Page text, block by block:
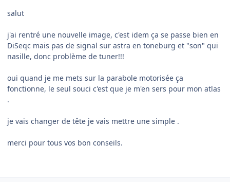
salut
j'ai rentré une nouvelle image, c'est idem ça se passe bien en
DiSeqc mais pas de signal sur astra en toneburg et "son" qui
nasille, donc problème de tuner!!!
oui quand je me mets sur la parabole motorisée ça
fonctionne, le seul souci c'est que je m'en sers pour mon atlas
.
je vais changer de tête je vais mettre une simple .
merci pour tous vos bon conseils.